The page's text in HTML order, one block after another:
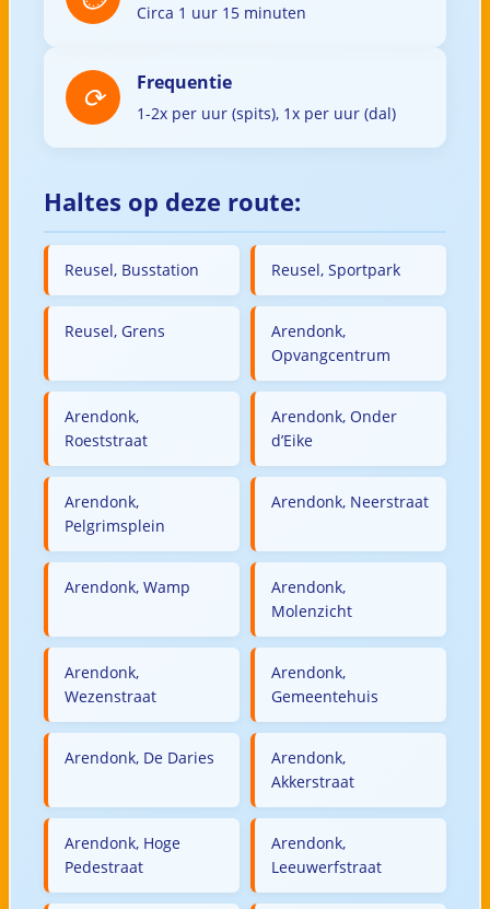
Circa 1 uur 15 minuten
Frequentie
1-2x per uur (spits), 1x per uur (dal)
Haltes op deze route:
Reusel, Busstation Reusel, Sportpark
Reusel, Grens
Arendonk,
Opvangcentrum
Arendonk,
Roeststraat
Arendonk, Onder
d’Eike
Arendonk,
Pelgrimsplein
Arendonk, Neerstraat
Arendonk, Wamp
Arendonk,
Molenzicht
Arendonk,
Wezenstraat
Arendonk,
Gemeentehuis
Arendonk, De Daries
Arendonk,
Akkerstraat
Arendonk, Hoge
Pedestraat
Arendonk,
Leeuwerfstraat